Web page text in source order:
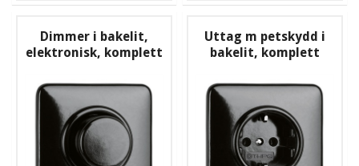
Dimmer i bakelit,
elektronisk, komplett
Uttag m petskydd i
bakelit, komplett